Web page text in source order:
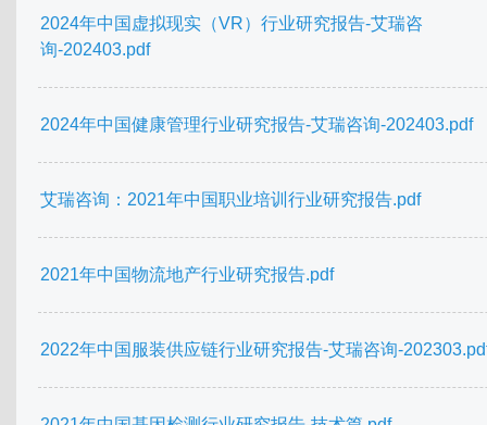
2024年中国虚拟现实（VR）行业研究报告-艾瑞咨
询-202403.pdf
2024年中国健康管理行业研究报告-艾瑞咨询-202403.pdf
艾瑞咨询：2021年中国职业培训行业研究报告.pdf
2021年中国物流地产行业研究报告.pdf
2022年中国服装供应链行业研究报告-艾瑞咨询-